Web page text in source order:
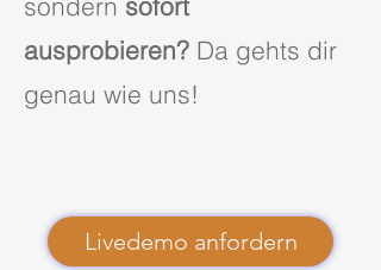
ausprobieren? Da gehts dir
genau wie uns!
Livedemo anfordern